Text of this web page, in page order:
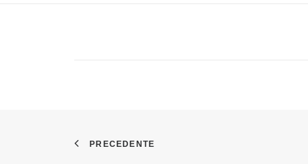
PRECEDENTE